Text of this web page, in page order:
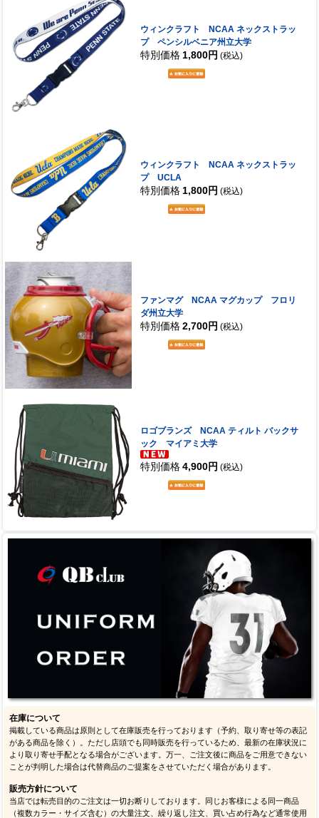
ウィンクラフト NCAA ネックストラッ
プ ペンシルベニア州立大学
特別価格 1,800円 (税込)
ウィンクラフト NCAA ネックストラッ
プ UCLA
特別価格 1,800円 (税込)
ファンマグ NCAA マグカップ フロリ
ダ州立大学
特別価格 2,700円 (税込)
ロゴブランズ NCAA ティルト バックサ
ック マイアミ大学
特別価格 4,900円 (税込)
在庫について
掲載している商品は原則として在庫販売を行っております（予約、取り寄せ等の表記
がある商品を除く）。ただし店頭でも同時販売を行っているため、最新の在庫状況に
より取り寄せ手配となる場合がございます。万一、ご注文後に商品をご用意できない
ことが判明した場合は代替商品のご提案をさせていただく場合があります。
販売方針について
当店では転売目的のご注文は一切お断りしております。同じお客様による同一商品
（複数カラー・サイズ含む）の大量注文、繰り返し注文、買い占め行為など通常使用